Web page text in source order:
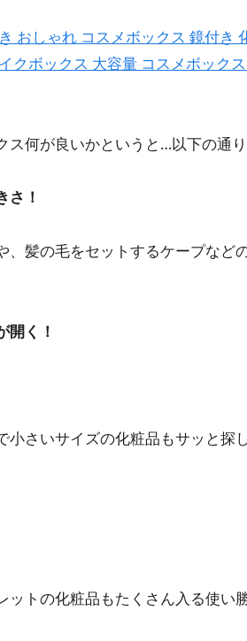
おしゃれ コスメボックス 鏡付き
クボックス 大容量 コスメボック
ス何が良いかというと…以下の通り
さ！
、髪の毛をセットするケープなど
開く！
小さいサイズの化粧品もサッと探
ットの化粧品もたくさん入る使い